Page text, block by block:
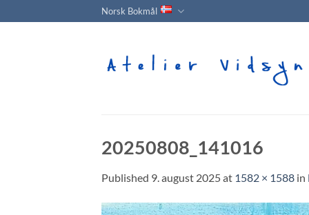
to
Norsk Bokmål
20250808_141016
Published 9. august 2025at 1582 × 1588 in